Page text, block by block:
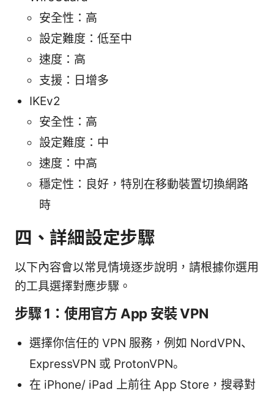
安全性：高
設定難度：低至中
速度：高
支援：日增多
IKEv2
安全性：高
設定難度：中
速度：中高
穩定性：良好，特別在移動裝置切換網路
時
四、詳細設定步驟
以下內容會以常見情境逐步說明，請根據你選用
的工具選擇對應步驟。
步驟 1：使用官方 App 安裝 VPN
選擇你信任的 VPN 服務，例如 NordVPN、
ExpressVPN 或 ProtonVPN。
在 iPhone/ iPad 上前往 App Store，搜尋對